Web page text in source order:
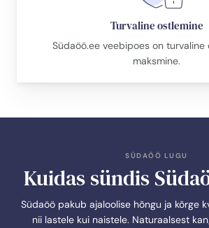
Turvaline ostlemine
Südaöö.ee veebipoes on turvaline
maksmine.
SÜDAÖÖ LUGU
Kuidas sündis
Südaöö pakub ajaloolise hõngu ja kõrge
nii lastele kui naistele. Naturaalsest